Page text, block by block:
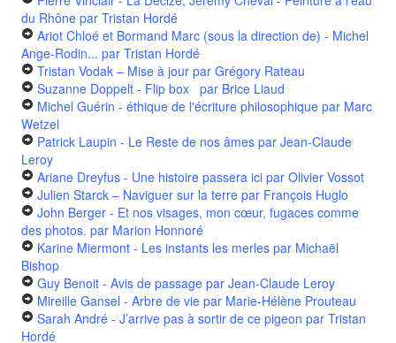
du Rhône par Tristan Hordé
Ariot Chloé et Bormand Marc (sous la direction de) - Michel
Ange-Rodin... par Tristan Hordé
Tristan Vodak – Mise à jour par Grégory Rateau
Suzanne Doppelt - Flip box par Brice Liaud
Michel Guérin - éthique de l'écriture philosophique par Marc
Wetzel
Patrick Laupin - Le Reste de nos âmes par Jean-Claude
Leroy
Ariane Dreyfus - Une histoire passera ici par Olivier Vossot
Julien Starck – Naviguer sur la terre par François Huglo
John Berger - Et nos visages, mon cœur, fugaces comme
des photos. par Marion Honnoré
Karine Miermont - Les instants les merles par Michaël
Bishop
Guy Benoit - Avis de passage par Jean-Claude Leroy
Mireille Gansel - Arbre de vie par Marie-Hélène Prouteau
Sarah André - J’arrive pas à sortir de ce pigeon par Tristan
Hordé